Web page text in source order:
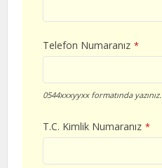
Telefon Numaranız *
0544xxxyyxx formatında yazınız.
T.C. Kimlik Numaranız *